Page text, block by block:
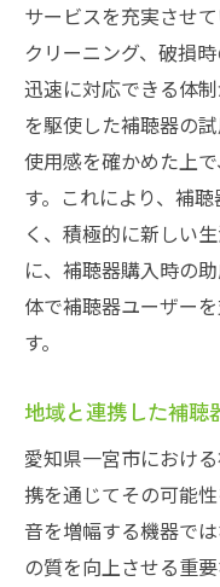
サービスを充実させ
クリーニング、破損
迅速に対応できる体
を駆使した補聴器の
使用感を確かめた上
す。これにより、補
く、積極的に新しい
に、補聴器購入時の
体で補聴器ユーザー
す。
地域と連携した補聴
愛知県一宮市におけ
携を通じてその可能
音を増幅する機器で
の質を向上させる重